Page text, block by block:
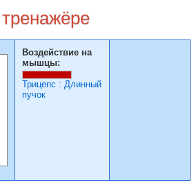
Воздействие на
мышцы:
Трицепс : Длинный
пучок